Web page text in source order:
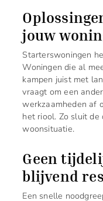
jouw
Starterswoningen
Woningen die al
kampen juist met
vraagt om een
werkzaamheden af
het riool. Zo sluit
woonsituatie.
Geen
blijvend
Een snelle